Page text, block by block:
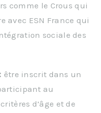
comme le Crous qui
avec ESN France qui
sociale des
être inscrit dans un
au
d’âge et de